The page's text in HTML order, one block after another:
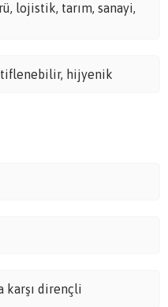
lojistik, tarım, sanayi,
hijyenik
karşı dirençli